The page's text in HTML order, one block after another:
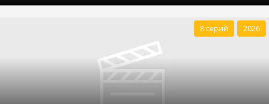
8 серий 2026